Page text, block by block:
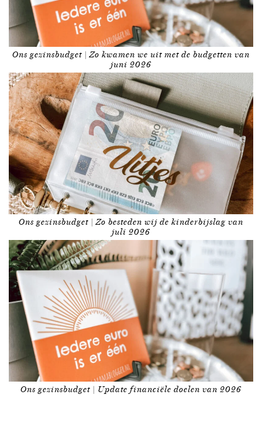
Ons gezinsbudget | Zo kwamen we uit met de budgetten van
juni 2026
Ons gezinsbudget | Zo besteden wij de kinderbijslag van
juli 2026
Ons gezinsbudget | Update financiële doelen van 2026